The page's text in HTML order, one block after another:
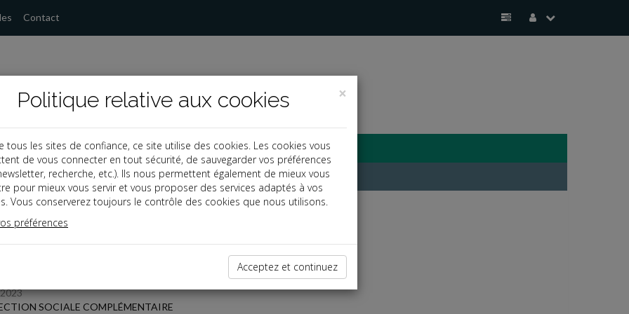
Contact
dernières dépêches
SOCIALE COMPLÉMENTAIRE
×
Politique relative aux cookies
tous les sites de confiance, ce site utilise des cookies. Les cookies vous
de vous connecter en tout sécurité, de sauvegarder vos préférences
recherche, etc.). Ils nous permettent également de mieux vous
pour mieux vous servir et vous proposer des services adaptés à vos
Vous conserverez toujours le contrôle des cookies que nous utilisons.
préférences
Acceptez et continuez